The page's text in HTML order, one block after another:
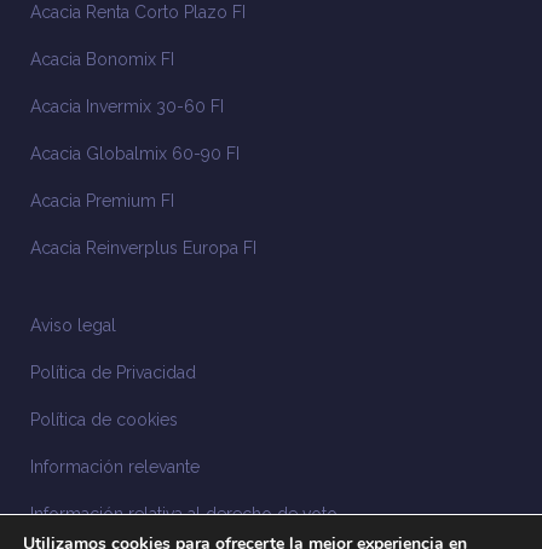
Acacia Renta Corto Plazo FI
Acacia Bonomix FI
Acacia Invermix 30-60 FI
Acacia Globalmix 60-90 FI
Acacia Premium FI
Acacia Reinverplus Europa FI
Aviso legal
Política de Privacidad
Política de cookies
Información relevante
Información relativa al derecho de voto
Utilizamos cookies para ofrecerte la mejor experiencia en